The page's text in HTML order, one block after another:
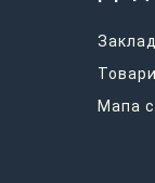
Мапа